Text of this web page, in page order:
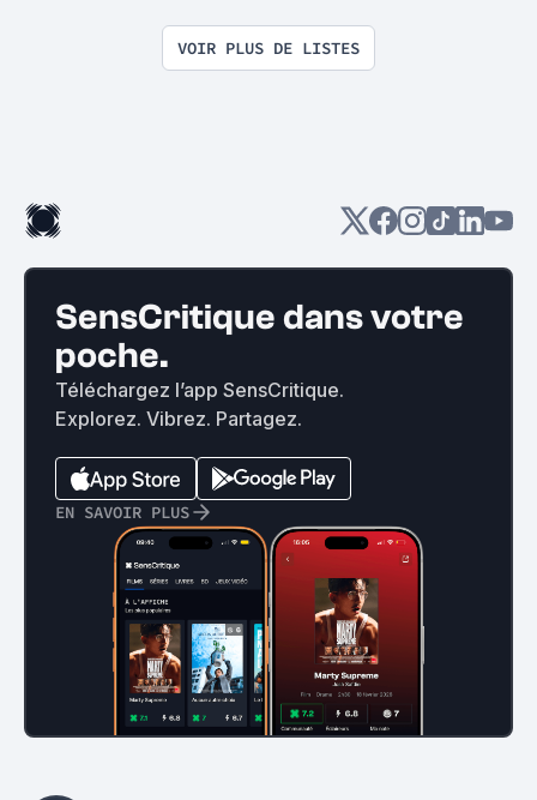
VOIR PLUS DE LISTES
SensCritique dans votre
poche.
Téléchargez l’app SensCritique.
Explorez. Vibrez. Partagez.
EN SAVOIR PLUS